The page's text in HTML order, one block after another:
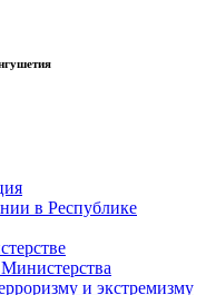
в Республике
и экстремизму